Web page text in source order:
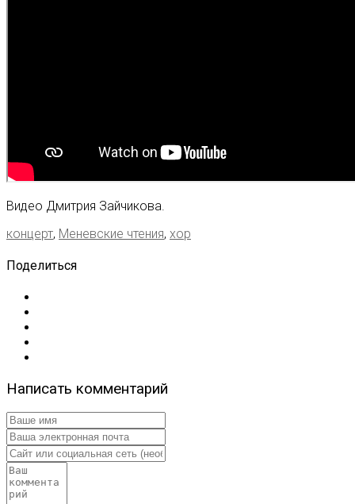
Видео Дмитрия Зайчикова.
концерт, Меневские чтения, хор
Поделиться
Написать комментарий